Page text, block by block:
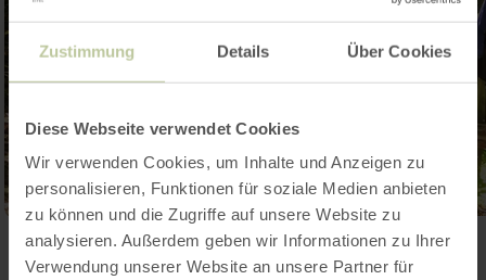
Zustimmung Details Über Cookies
Diese Webseite verwendet Cookies
Wir verwenden Cookies, um Inhalte und Anzeigen zu
personalisieren, Funktionen für soziale Medien anbieten
zu können und die Zugriffe auf unsere Website zu
analysieren. Außerdem geben wir Informationen zu Ihrer
Verwendung unserer Website an unsere Partner für
Galerij openen